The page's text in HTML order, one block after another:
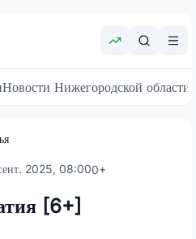
Новости Нижегородской области
2025, 08:000+
[6+]